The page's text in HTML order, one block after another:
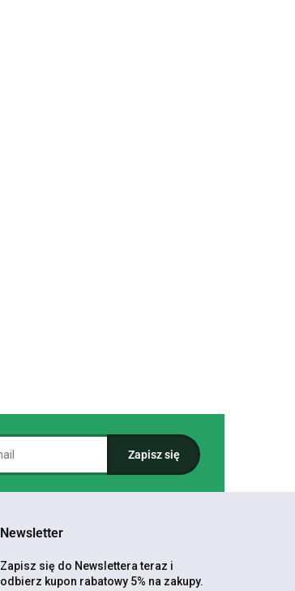
Newsletter
Zapisz się do Newslettera teraz i
odbierz kupon rabatowy 5% na zakupy.